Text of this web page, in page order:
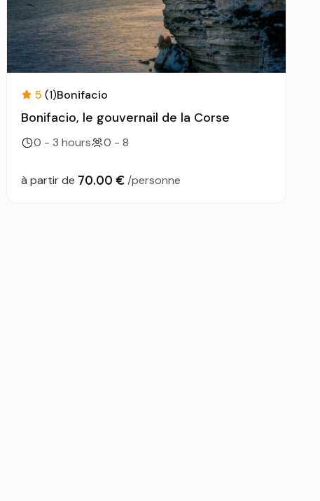
5 (1)Bonifacio
Bonifacio, le gouvernail de la Corse
0 - 3 hours 0 - 8
à partir de 70.00 € /personne